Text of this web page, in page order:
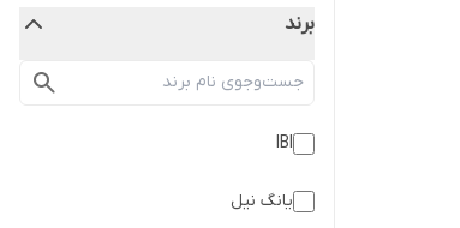
برند
IBI
یانگ نیل